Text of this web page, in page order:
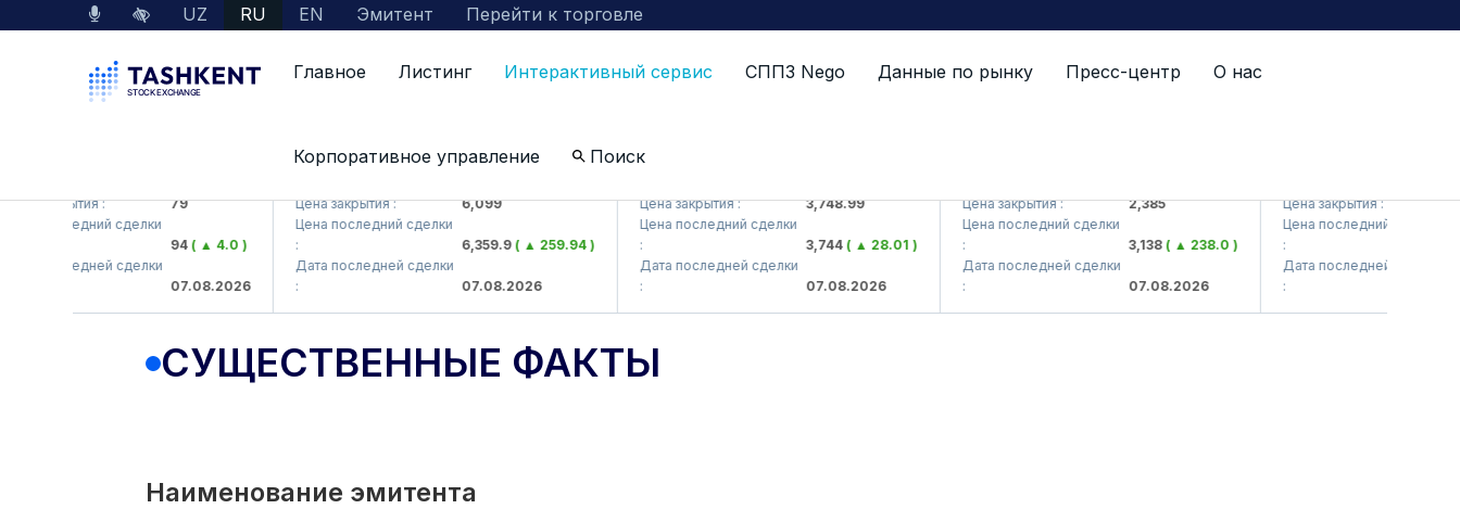
UZ RU EN Эмитент Перейти к торговле
Главное Листинг Интерактивный сервис СППЗ Nego Данные по рынку Пресс-центр О нас
Корпоративное управление Поиск
закрытия :
79
последний сделки
( ▲ 4.0 )
последней сделки
07.08.2026
Цена закрытия :
6,099
Цена последний сделки
6,359.9( ▲ 259.94 )
Дата последней сделки
07.08.2026
Цена закрытия :
3,748.99
Цена последний сделки
3,744( ▲ 28.01 )
Дата последней сделки
07.08.2026
Цена закрытия :
2,385
Цена последний сделки
3,138( ▲ 238.0 )
Дата последней сделки
07.08.2026
Цена закрытия :
Цена последний сделки
Дата последней сделки
СУЩЕСТВЕННЫЕ ФАКТЫ
Наименование эмитента